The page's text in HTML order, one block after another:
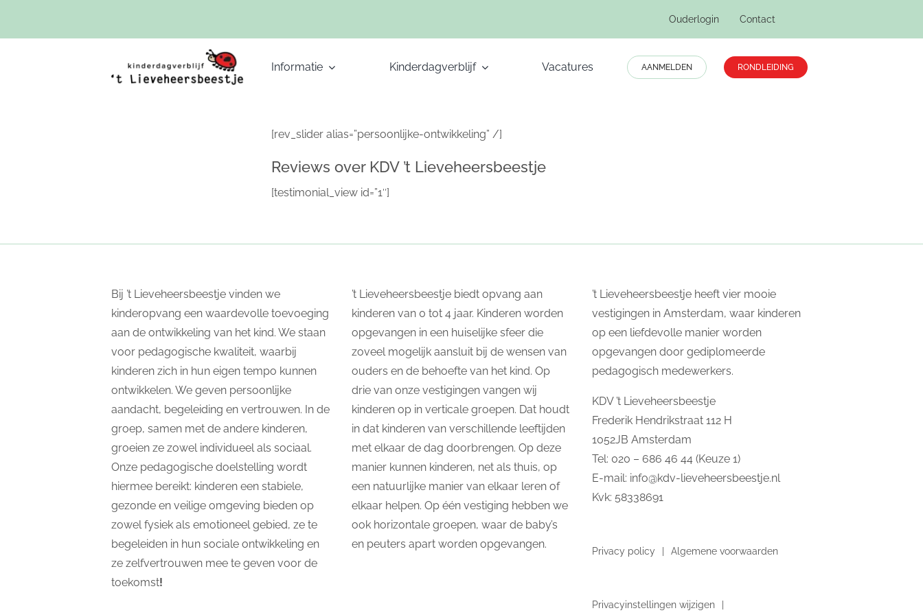
Ouderlogin Contact
Informatie Kinderdagverblijf Vacatures AANMELDEN RONDLEIDING
[rev_slider alias=”persoonlijke-ontwikkeling” /]
Reviews over KDV ’t Lieveheersbeestje
[testimonial_view id=”1″]
Bij ’t Lieveheersbeestje vinden we
kinderopvang een waardevolle toevoeging
aan de ontwikkeling van het kind. We staan
voor pedagogische kwaliteit, waarbij
kinderen zich in hun eigen tempo kunnen
ontwikkelen. We geven persoonlijke
aandacht, begeleiding en vertrouwen. In de
groep, samen met de andere kinderen,
groeien ze zowel individueel als sociaal.
Onze pedagogische doelstelling wordt
hiermee bereikt: kinderen een stabiele,
gezonde en veilige omgeving bieden op
zowel fysiek als emotioneel gebied, ze te
begeleiden in hun sociale ontwikkeling en
ze zelfvertrouwen mee te geven voor de
toekomst!
’t Lieveheersbeestje biedt opvang aan
kinderen van 0 tot 4 jaar. Kinderen worden
opgevangen in een huiselijke sfeer die
zoveel mogelijk aansluit bij de wensen van
ouders en de behoefte van het kind. Op
drie van onze vestigingen vangen wij
kinderen op in verticale groepen. Dat houdt
in dat kinderen van verschillende leeftijden
met elkaar de dag doorbrengen. Op deze
manier kunnen kinderen, net als thuis, op
een natuurlijke manier van elkaar leren of
elkaar helpen. Op één vestiging hebben we
ook horizontale groepen, waar de baby’s
en peuters apart worden opgevangen.
’t Lieveheersbeestje heeft vier mooie
vestigingen in Amsterdam, waar kinderen
op een liefdevolle manier worden
opgevangen door gediplomeerde
pedagogisch medewerkers.
KDV ’t Lieveheersbeestje
Frederik Hendrikstraat 112 H
1052JB Amsterdam
Tel: 020 – 686 46 44 (Keuze 1)
E-mail: info@kdv-lieveheersbeestje.nl
Kvk: 58338691
Privacy policy Algemene voorwaarden
Privacyinstellingen wijzigen